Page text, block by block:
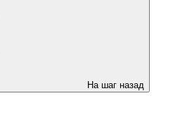
На шаг назад